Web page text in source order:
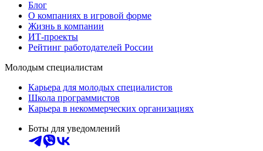
Блог
О компаниях в игровой форме
Жизнь в компании
ИТ-проекты
Рейтинг работодателей России
Молодым специалистам
Карьера для молодых специалистов
Школа программистов
Карьера в некоммерческих организациях
Боты для уведомлений